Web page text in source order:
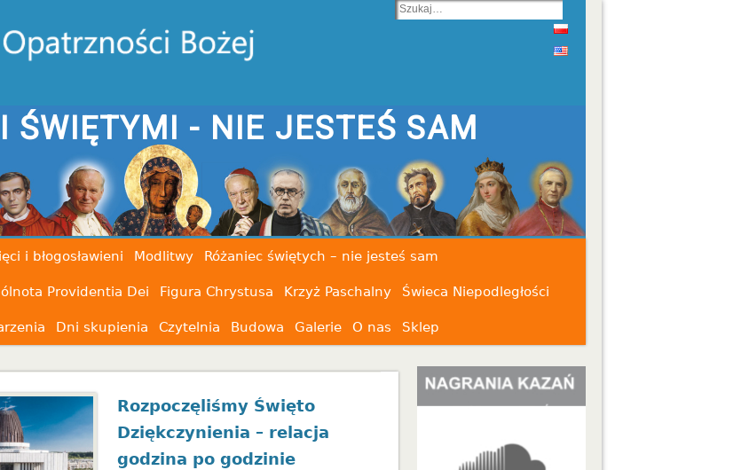
ŚWIĘTYMI - NIE JESTEŚ SAM
i błogosławieni Modlitwy Różaniec świętych – nie jesteś sam
Providentia Dei Figura Chrystusa Krzyż Paschalny Świeca Niepodległości
Dni skupienia Czytelnia Budowa Galerie O nas Sklep
Rozpoczęliśmy Święto
Dziękczynienia – relacja
godzina po godzinie